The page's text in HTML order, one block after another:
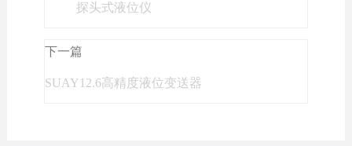
探头式液位仪
下一篇
SUAY12.6高精度液位变送器